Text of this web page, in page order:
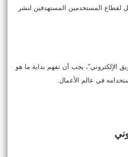
لقطاع المستخدمين المستهدفين لنشر
الإلكتروني"، يجب أن نفهم بداية ما هو
في عالم الأعمال.